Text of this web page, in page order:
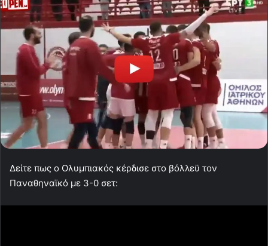
Δείτε πως ο Ολυμπιακός κέρδισε στο βόλλεϋ τον
Παναθηναϊκό με 3-0 σετ: